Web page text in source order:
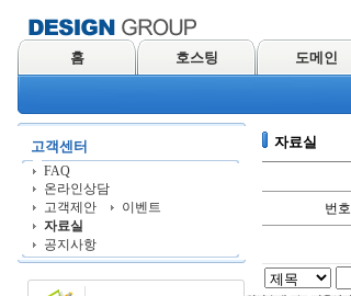
홈 호스팅 도메인
고객센터
FAQ
온라인상담
고객제안
이벤트
자료실
공지사항
자료실
번호